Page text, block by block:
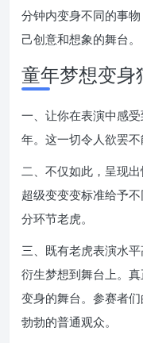
分钟内变身不同的事
己创意和想象的舞台。
童年梦想变身
一、让你在表演中感
年。这一切令人欲罢不
二、不仅如此，呈现
超级变变变标准给予
分环节老虎。
三、既有老虎表演水
衍生梦想到舞台上。
变身的舞台。参赛者
勃勃的普通观众。